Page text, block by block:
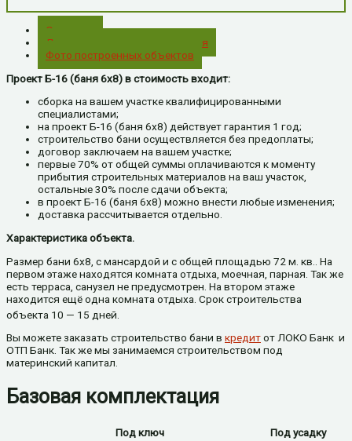
Описание
Дополнительная комплектация
Фото построенных объектов
Проект Б-16 (баня 6х8) в стоимость входит:
сборка на вашем участке квалифицированными
специалистами;
на проект Б-16 (баня 6х8) действует гарантия 1 год;
строительство бани осуществляется без предоплаты;
договор заключаем на вашем участке;
первые 70% от общей суммы оплачиваются к моменту
прибытия строительных материалов на ваш участок,
остальные 30% после сдачи объекта;
в проект Б-16 (баня 6х8) можно внести любые изменения;
доставка рассчитывается отдельно.
Характеристика объекта.
Размер бани 6х8, с мансардой и с общей площадью 72 м. кв.. На
первом этаже находятся комната отдыха, моечная, парная. Так же
есть терраса, санузел не предусмотрен. На втором этаже
находится ещё одна комната отдыха. Срок строительства
объекта 10 — 15 дней.
Вы можете заказать строительство бани в кредитот ЛОКО Банк и
ОТП Банк. Так же мы занимаемся строительством под
материнский капитал.
Базовая комплектация
Под ключ Под усадку